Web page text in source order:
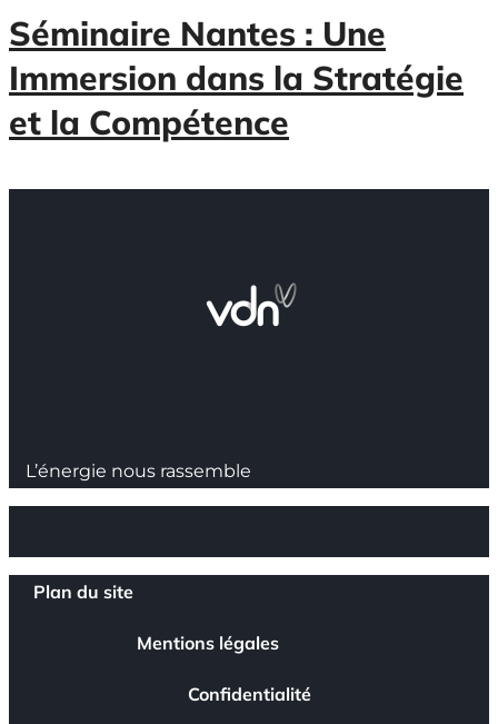
Séminaire Nantes : Une
Immersion dans la Stratégie
et la Compétence
L’énergie nous rassemble
Plan du site
Mentions légales
Confidentialité